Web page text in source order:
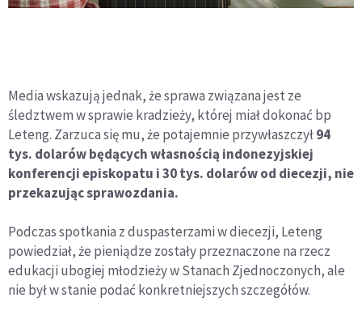
Media wskazują jednak, że sprawa związana jest ze
śledztwem w sprawie kradzieży, której miał dokonać bp
Leteng. Zarzuca się mu, że potajemnie przywłaszczył94
tys. dolarów będących własnością indonezyjskiej
konferencji episkopatu i 30 tys. dolarów od diecezji, nie
przekazując sprawozdania.
Podczas spotkania z duspasterzami w diecezji, Leteng
powiedział, że pieniądze zostały przeznaczone na rzecz
edukacji ubogiej młodzieży w Stanach Zjednoczonych, ale
nie był w stanie podać konkretniejszych szczegółów.